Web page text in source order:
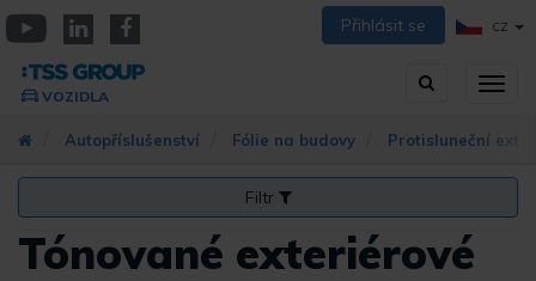
Přejít
k
hlavnímu
obsahu
Přihlásit se CZ
Vyhledávání
VOZIDLA
Autopříslušenství Fólie na budovy Protisluneční
Filtr
Tónované exteriérové